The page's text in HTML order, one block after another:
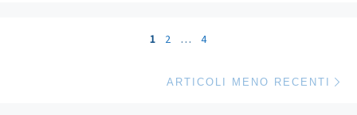
Navigazione articoli
1 2 … 4
ARTICOLI MENO RECENTI